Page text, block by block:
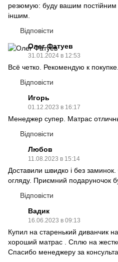
резюмую: буду вашим постійним
іншим.
Відповісти
Олег Фатуев
31.01.2024 в 12:53
Всё четко. Рекомендую к покупке.
Відповісти
Игорь
01.12.2023 в 16:17
Менеджер супер. Матрас
Відповісти
Любов
11.08.2023 в 15:14
Доставили швидко і без
огляду. Приємний подаруночок
Відповісти
Вадик
16.06.2023 в 09:13
Купил на старенький диванчик
хороший матрас . Сплю на
Спасибо менеджеру за